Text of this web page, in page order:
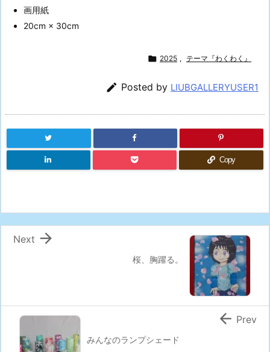
画用紙
20cm × 30cm
 2025 , テーマ『わくわく』
 Posted by LIUBGALLERYUSER1
Copy
桜、胸躍る。

Next
みんなのランプシェード
 Prev